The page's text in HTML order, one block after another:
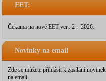
EET:
Čekama na nové EET ver.. 2 , 2026.
Novinky na email
Zde se můžete přihlásit k zasílání novinek
na email.